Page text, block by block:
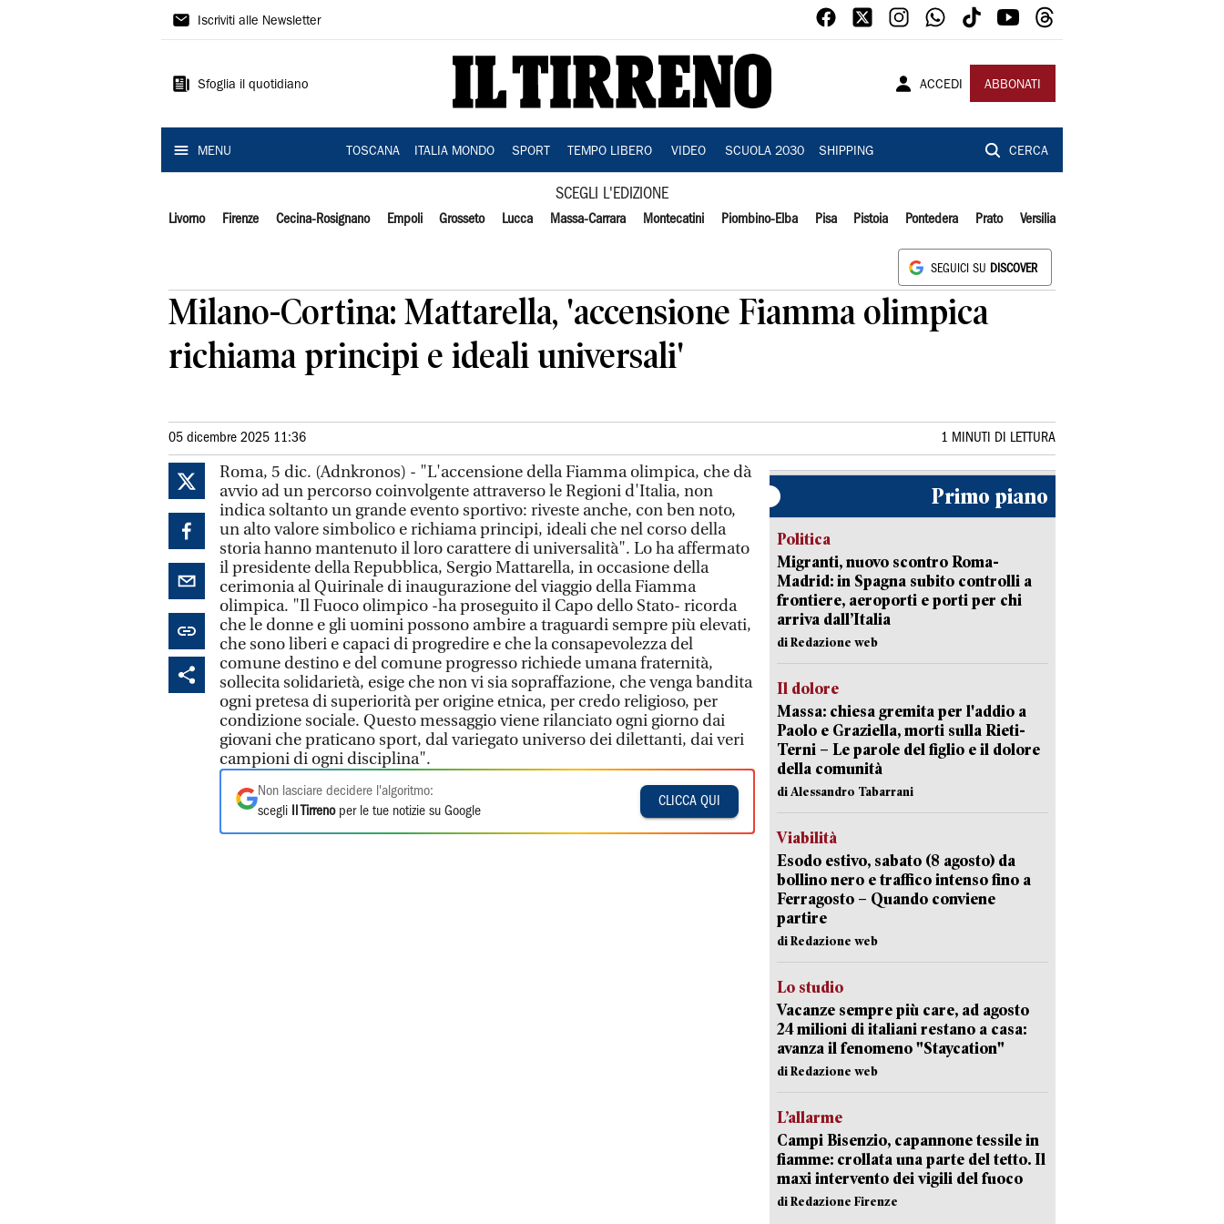
Il
Iscriviti alle Newsletter
Sfoglia il quotidiano ACCEDI ABBONATI
MENU TOSCANA ITALIA MONDO SPORT TEMPO LIBERO VIDEO SCUOLA 2030 SHIPPING CERCA
SCEGLI L'EDIZIONE
Livorno Firenze Cecina-Rosignano Empoli Grosseto Lucca Massa-Carrara Montecatini Piombino-Elba Pisa Pistoia Pontedera Prato Versilia
SEGUICI SU DISCOVER
Milano-Cortina: Mattarella, 'accensione Fiamma olimpica
richiama principi e ideali universali'
05 dicembre 2025 11:36 1 MINUTI DI LETTURA
Roma, 5 dic. (Adnkronos) - "L'accensione della Fiamma olimpica, che dà
avvio ad un percorso coinvolgente attraverso le Regioni d'Italia, non
indica soltanto un grande evento sportivo: riveste anche, con ben noto,
un alto valore simbolico e richiama principi, ideali che nel corso della
storia hanno mantenuto il loro carattere di universalità". Lo ha affermato
il presidente della Repubblica, Sergio Mattarella, in occasione della
cerimonia al Quirinale di inaugurazione del viaggio della Fiamma
olimpica. "Il Fuoco olimpico -ha proseguito il Capo dello Stato- ricorda
che le donne e gli uomini possono ambire a traguardi sempre più elevati,
che sono liberi e capaci di progredire e che la consapevolezza del
comune destino e del comune progresso richiede umana fraternità,
sollecita solidarietà, esige che non vi sia sopraffazione, che venga bandita
ogni pretesa di superiorità per origine etnica, per credo religioso, per
condizione sociale. Questo messaggio viene rilanciato ogni giorno dai
giovani che praticano sport, dal variegato universo dei dilettanti, dai veri
campioni di ogni disciplina".
Non lasciare decidere l'algoritmo:
scegli
Il Tirrenoper le tue notizie su Google
CLICCA QUI
Primo piano
Politica
Migranti, nuovo scontro Roma-
Madrid: in Spagna subito controlli a
frontiere, aeroporti e porti per chi
arriva dall’Italia
di Redazione web
Il dolore
Massa: chiesa gremita per l'addio a
Paolo e Graziella, morti sulla Rieti-
Terni – Le parole del figlio e il dolore
della comunità
di Alessandro Tabarrani
Viabilità
Esodo estivo, sabato (8 agosto) da
bollino nero e traffico intenso fino a
Ferragosto – Quando conviene
partire
di Redazione web
Lo studio
Vacanze sempre più care, ad agosto
24 milioni di italiani restano a casa:
avanza il fenomeno "Staycation"
di Redazione web
L’allarme
Campi Bisenzio, capannone tessile in
fiamme: crollata una parte del tetto. Il
maxi intervento dei vigili del fuoco
di Redazione Firenze